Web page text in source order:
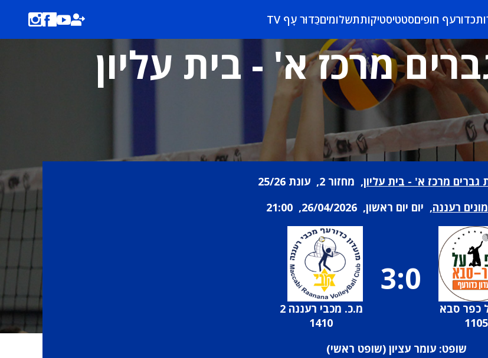
כדורעף חופיםסטטיסטיקותתשלומיםכַּדוּר עָף TV
מרכז א' - בית עליון
גברים מרכז א' - בית עליון, מחזור 2, עונת 25/26
רעננה, יום יום ראשון, 26/04/2026, 21:00
כפר סבא
1105
3:0
מ.כ. מכבי רעננה 2
1410
שופט: עומר עציון (שופט ראשי)